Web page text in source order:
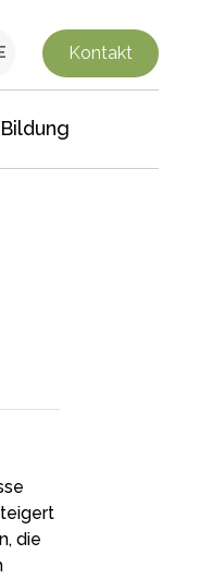
Kontakt
Bildung
die